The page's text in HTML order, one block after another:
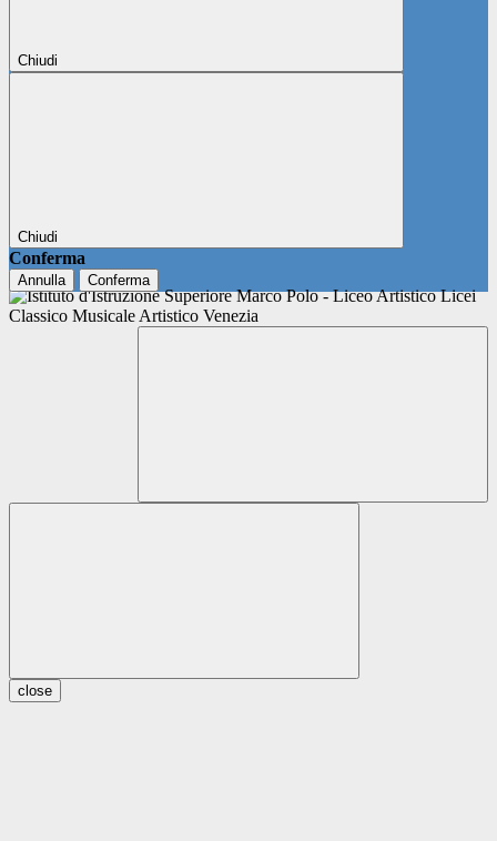
Chiudi
Chiudi
Conferma
Annulla Conferma
close